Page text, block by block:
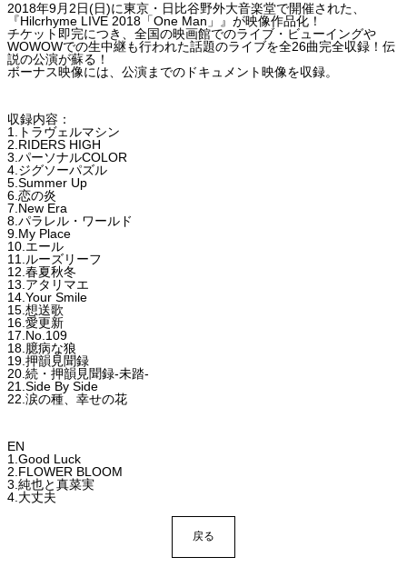
2018年9月2日(日)に東京・日比谷野外大音楽堂で開催された、
『Hilcrhyme LIVE 2018「One Man」』が映像作品化！
チケット即完につき、全国の映画館でのライブ・ビューイングや
WOWOWでの生中継も行われた話題のライブを全26曲完全収録！伝
説の公演が蘇る！
ボーナス映像には、公演までのドキュメント映像を収録。
収録内容：
1.トラヴェルマシン
2.RIDERS HIGH
3.パーソナルCOLOR
4.ジグソーパズル
5.Summer Up
6.恋の炎
7.New Era
8.パラレル・ワールド
9.My Place
10.エール
11.ルーズリーフ
12.春夏秋冬
13.アタリマエ
14.Your Smile
15.想送歌
16.愛更新
17.No.109
18.臆病な狼
19.押韻見聞録
20.続・押韻見聞録-未踏-
21.Side By Side
22.涙の種、幸せの花
EN
1.Good Luck
2.FLOWER BLOOM
3.純也と真菜実
4.大丈夫
戻る